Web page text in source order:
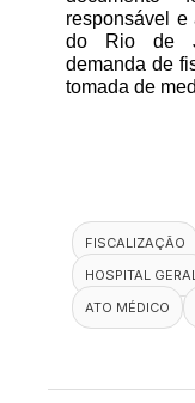
responsável
do Rio de
demanda de
tomada de
FISCALIZAÇÃO
HOSPITAL
ATO MÉDICO